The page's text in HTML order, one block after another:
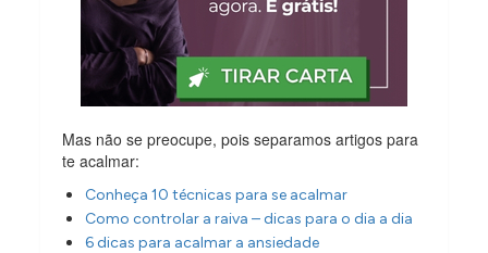
Mas não se preocupe, pois separamos artigos para
te acalmar:
Conheça 10 técnicas para se acalmar
Como controlar a raiva – dicas para o dia a dia
6 dicas para acalmar a ansiedade